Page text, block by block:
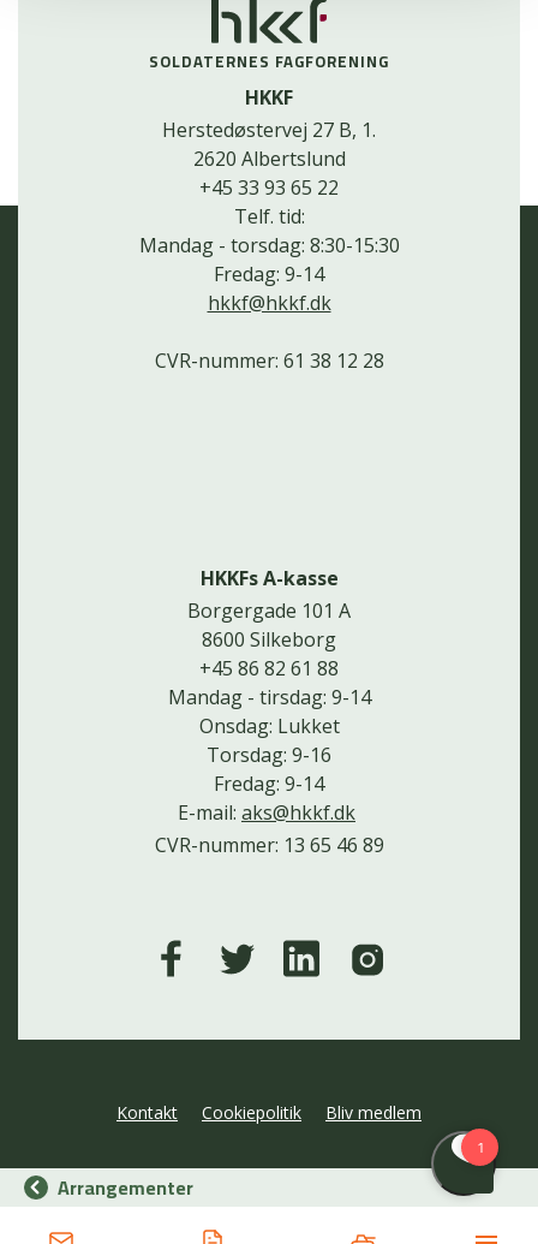
SOLDATERNES FAGFORENING
HKKF
Herstedøstervej 27 B, 1.
2620 Albertslund
+45 33 93 65 22
Telf. tid:
Mandag - torsdag: 8:30-15:30
Fredag: 9-14
hkkf@hkkf.dk
CVR-nummer: 61 38 12 28
HKKFs A-kasse
Borgergade 101 A
8600 Silkeborg
+45 86 82 61 88
Mandag - tirsdag: 9-14
Onsdag: Lukket
Torsdag: 9-16
Fredag: 9-14
E-mail: aks@hkkf.dk
CVR-nummer: 13 65 46 89
Kontakt Cookiepolitik Bliv medlem
Arrangementer